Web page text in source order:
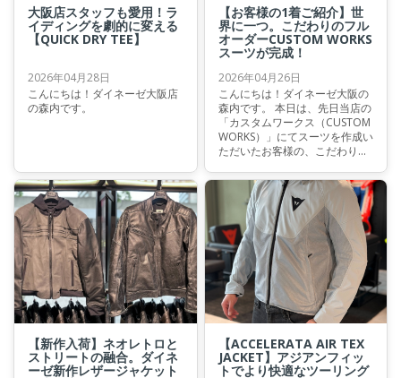
大阪店スタッフも愛用！ラ
イディングを劇的に変える
【QUICK DRY TEE】
2026年04月28日
こんにちは！ダイネーゼ大阪店
の森内です。
【お客様の1着ご紹介】世
界に一つ。こだわりのフル
オーダーCUSTOM WORKS
スーツが完成！
2026年04月26日
こんにちは！ダイネーゼ大阪の
森内です。 本日は、先日当店の
「カスタムワークス（CUSTOM
WORKS）」にてスーツを作成い
ただいたお客様の、こだわりの
す。 今回オーダーいただいたの
は、ダイネーゼの最新テクノロ
ジーを凝縮した最高峰モデル
「MISANO 3 PERF. D-AIR®」。
お客様の熱いこだわりと、当店
の技術が融合した素晴らしいス
ーツが仕上がりました。
【新作入荷】ネオレトロと
ストリートの融合。ダイネ
ーゼ新作レザージャケット
【ACCELERATA AIR TEX
JACKET】アジアンフィッ
トでより快適なツーリング